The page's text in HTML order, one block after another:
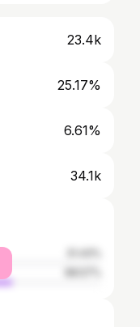
23.4k
25.17%
6.61%
34.1k